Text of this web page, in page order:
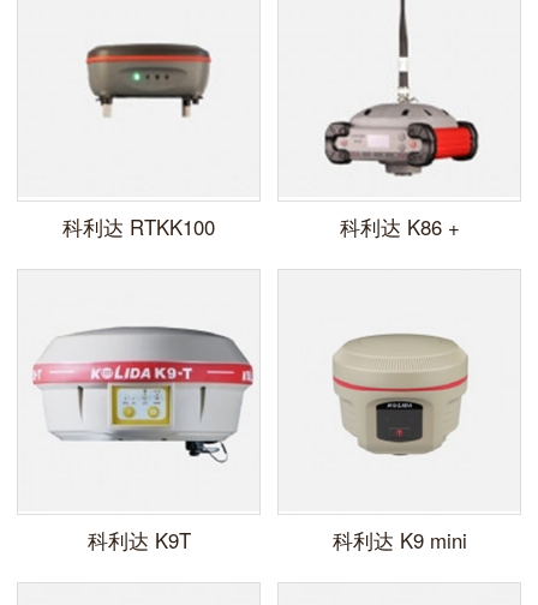
科利达 RTKK100 科利达 K86 +
科利达 K9T 科利达 K9 mini